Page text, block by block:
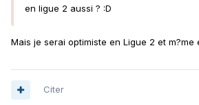
en ligue 2 aussi ? :D
Mais je serai optimiste en Ligue 2 et m?me
Citer